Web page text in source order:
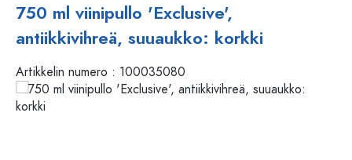
750 ml viinipullo 'Exclusive',
antiikkivihreä, suuaukko: korkki
Artikkelin numero : 100035080